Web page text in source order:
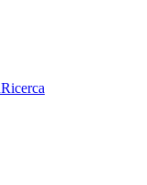
Ricerca